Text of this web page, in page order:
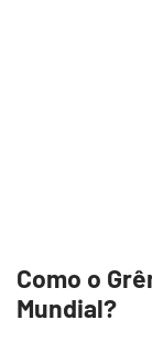
Como o
Mundial?